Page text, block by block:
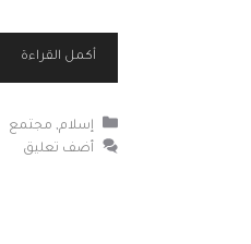
أكمل القراءة
التصنيفات
إسلام, مجتمع
أضف تعليق